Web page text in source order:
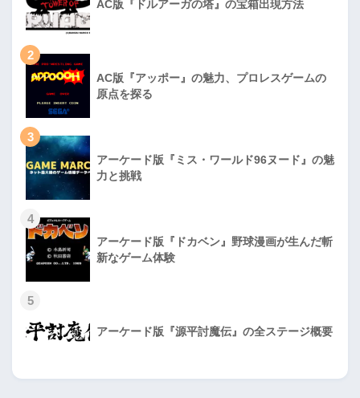
AC版『ドルアーガの塔』の宝箱出現方法
2
AC版『アッポー』の魅力、プロレスゲームの
原点を探る
3
アーケード版『ミス・ワールド96ヌード』の魅
力と挑戦
4
アーケード版『ドカベン』野球漫画が生んだ斬
新なゲーム体験
5
アーケード版『源平討魔伝』の全ステージ概要